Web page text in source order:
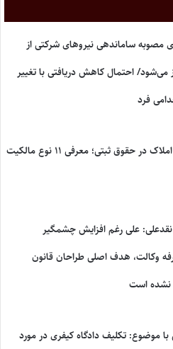
مصوبه ساماندهی نیروهای شرکتی از
می‌شود/ احتمال کاهش دریافتی با تغییر
فرد
انواع مالکیت املاک در حقوق ثبتی؛ معرفی ۱۱ نوع مالکیت
علی رغم افزایش چشمگیر
وکالت، هدف اصلی طراحان قانون
است
موضوع: تکلیف دادگاه کیفری در مورد